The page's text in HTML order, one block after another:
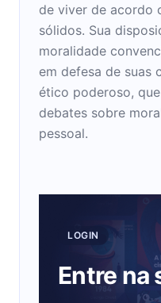
de viver de acordo
sólidos. Sua
moralidade
em defesa de suas
ético poderoso,
debates sobre
pessoal.
LOGIN
Entre na